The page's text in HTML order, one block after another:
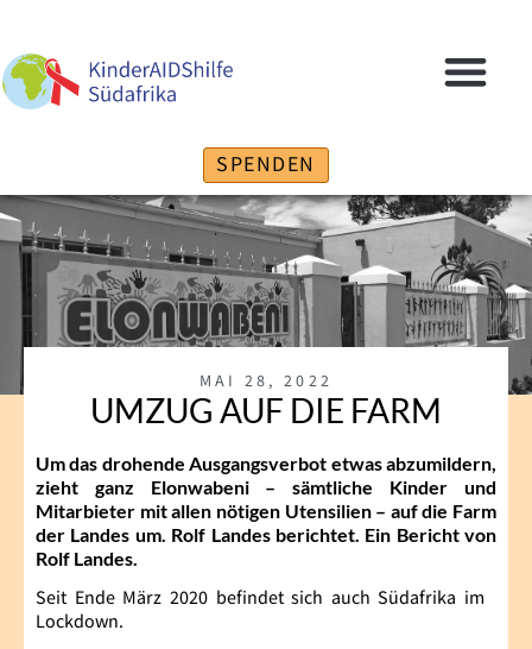
SPENDEN
MAI 28, 2022
UMZUG AUF DIE FARM
Um das drohende Ausgangsverbot etwas abzumildern,
zieht ganz Elonwabeni – sämtliche Kinder und
Mitarbieter mit allen nötigen Utensilien – auf die Farm
der Landes um. Rolf Landes berichtet. Ein Bericht von
Rolf Landes.
Seit Ende März 2020 befindet sich auch Südafrika im
Lockdown.